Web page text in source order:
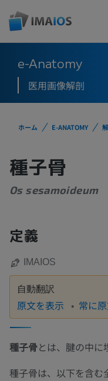
e-Anatomy
医用画像解剖
ホーム E-ANATOMY
種子骨
Os sesamoideum
定義
IMAIOS
自動翻訳
原文を表示 常に
種子骨とは、腱の中に
種子骨は、以下を含む